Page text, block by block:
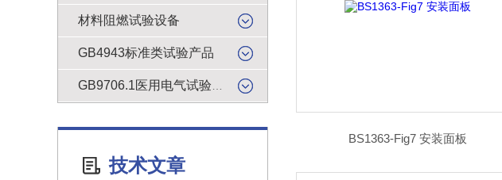
材料阻燃试验设备
GB4943标准类试验产品
技术文章
BS1363-Fig7 安装面板